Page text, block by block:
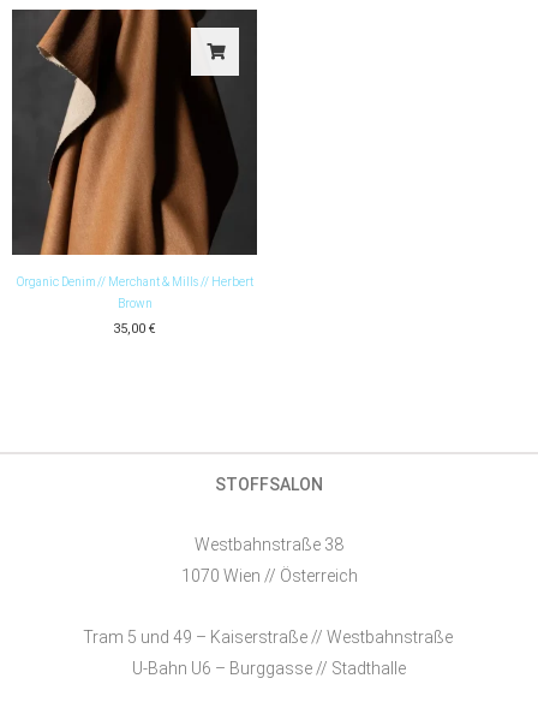
Organic Denim // Merchant & Mills // Herbert
Brown
35,00 €
STOFFSALON
Westbahnstraße 38
1070 Wien // Österreich
Tram 5 und 49 – Kaiserstraße // Westbahnstraße
U-Bahn U6 – Burggasse // Stadthalle